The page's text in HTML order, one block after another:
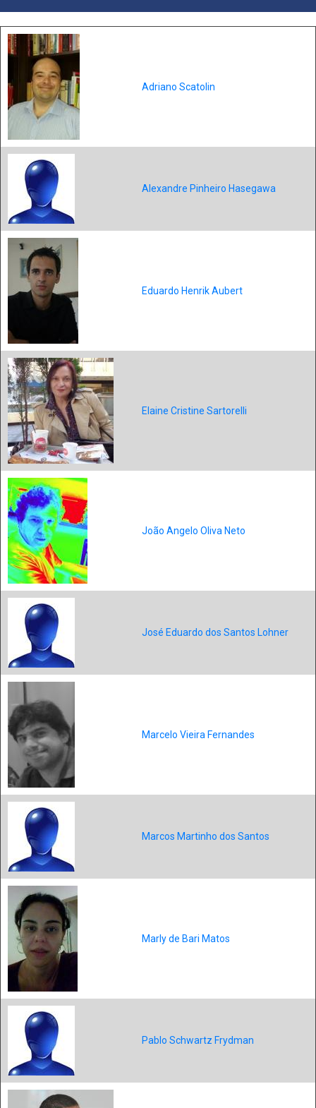
Adriano Scatolin
Alexandre Pinheiro Hasegawa
Eduardo Henrik Aubert
Elaine Cristine Sartorelli
João Angelo Oliva Neto
José Eduardo dos Santos Lohner
Marcelo Vieira Fernandes
Marcos Martinho dos Santos
Marly de Bari Matos
Pablo Schwartz Frydman